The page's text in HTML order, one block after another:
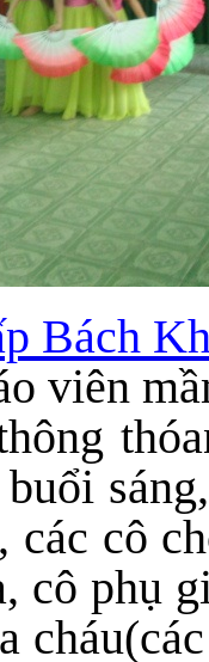
Bách
viên
cô
cô phụ